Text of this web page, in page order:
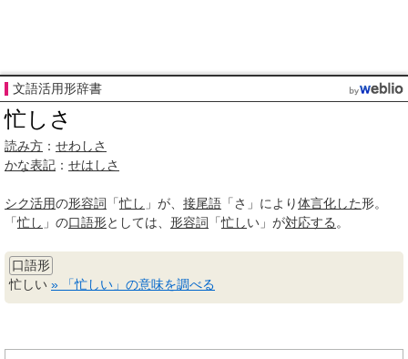
文語活用形辞書
忙しさ
読み方 ： せわしさ
かな表記 ： せはしさ
シク活用の形容詞 「忙し 」が、 接尾語 「さ」により体言化した形。
「忙し 」の口語形としては、 形容詞 「忙しい」が対応する 。
口語形
忙しい » 「忙しい」の意味を調べる